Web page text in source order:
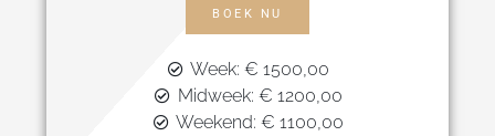
BOEK NU
Week: € 1500,00
Midweek: € 1200,00
Weekend: € 1100,00